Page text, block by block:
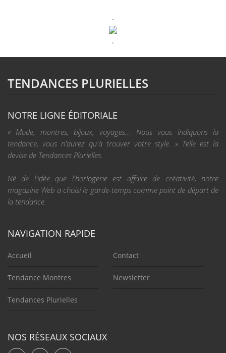
.
.
TENDANCES PLURIELLES
NOTRE LIGNE ÉDITORIALE
« Mode, montres, bijoux, voyages... Nous vous indiquons la
tendance, vous n'aurez qu'à trouver votre style. » Telle est la
devise de Tendances Plurielles.
Né de l'idée que l'horlogerie est affaire de créativité, notre
magazine Web a choisi le garde-temps comme point de départ de
la tendance.
NAVIGATION RAPIDE
Accueil
Tendance Montres
Tendances Plurielles
Contact
Newsletter
NOS RÉSEAUX SOCIAUX